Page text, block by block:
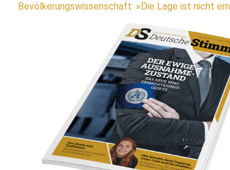
Bevölkerungswissenschaft: »Die Lage ist nicht